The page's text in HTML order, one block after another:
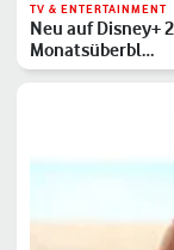
TV & ENTERTAINMENT
Neu auf Disney+
Monatsüberbl…